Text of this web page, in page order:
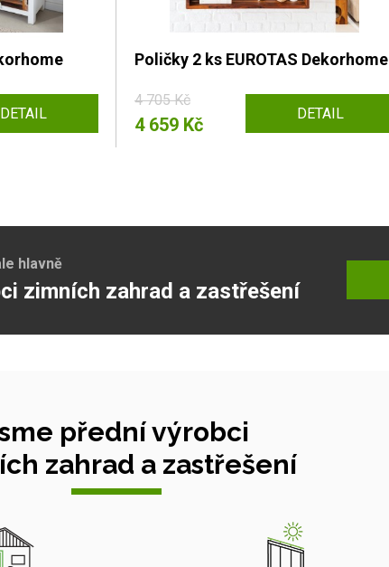
DETAIL
Poličky 2 ks EUROTAS Dekorhome
4 705 Kč
4 659 Kč DETAIL
hlavně
zimních zahrad a zastřešení
přední výrobci
zahrad a zastřešení